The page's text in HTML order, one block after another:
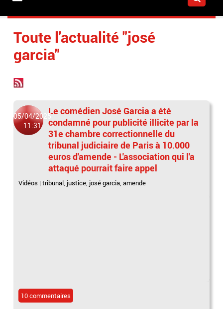
Toute l'actualité "josé
garcia"
05/04/2025
11:31
Le comédien José Garcia a été
condamné pour publicité illicite par la
31e chambre correctionnelle du
tribunal judiciaire de Paris à 10.000
euros d'amende - L'association qui l'a
attaqué pourrait faire appel
Vidéos |tribunal, justice, josé garcia,amende
10 commentaires